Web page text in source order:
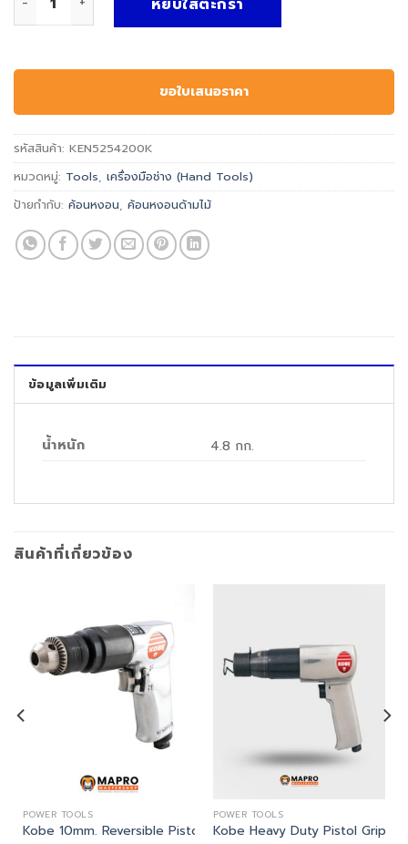
หยิบใส่ตะกร้า
ขอใบเสนอราคา
รหัสสินค้า: KEN5254200K
หมวดหมู่: Tools เครื่องมือช่าง (Hand Tools)
ป้ายกำกับ: ค้อนหงอน ค้อนหงอนด้ามไม้
ข้อมูลเพิ่มเติม
น้ำหนัก 4.8 กก.
สินค้าที่เกี่ยวข้อง
POWER TOOLS
Kobe 10mm. Reversible Pistol Drill สว่านลมด้ามปืน
POWER TOOLS
Kobe Heavy Duty Pistol Grip
ดสกัดลม